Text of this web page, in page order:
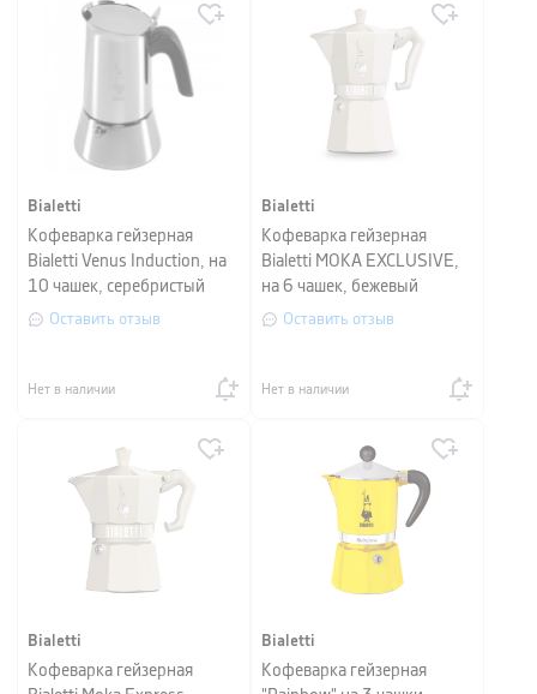
Bialetti
Кофеварка гейзерная
Bialetti Venus Induction, на
10 чашек, серебристый
Оставить отзыв
Нет в наличии
Bialetti
Кофеварка гейзерная
Bialetti MOKA EXCLUSIVE,
на 6 чашек, бежевый
Оставить отзыв
Нет в наличии
Bialetti
Кофеварка гейзерная
Bialetti
Кофеварка гейзерная